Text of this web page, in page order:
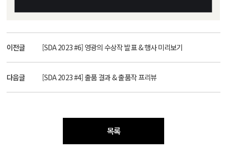
이전글 [SDA 2023 #6] 영광의 수상작 발표 & 행사 미리보기
다음글 [SDA 2023 #4] 출품 결과 & 출품작 프리뷰
목록